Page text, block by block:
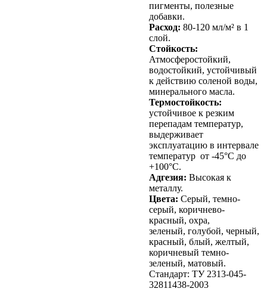
пигменты, полезные
добавки.
Расход: 80-120 мл/м² в 1
слой.
Стойкость:
Атмосферостойкий,
водостойкий, устойчивый
к действию соленой воды,
минерального масла.
Термостойкость:
устойчивое к резким
перепадам температур,
выдерживает
эксплуатацию в интервале
температур от -45°С до
+100°С.
Адгезия: Высокая к
металлу.
Цвета: Серый, темно-
серый, коричнево-
красный, охра,
зеленый, голубой, черный,
красный, блый, желтый,
коричневый темно-
зеленый, матовый.
Стандарт: ТУ 2313-045-
32811438-2003